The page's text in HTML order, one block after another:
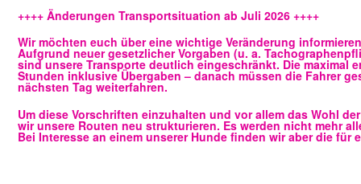
++++ Änderungen Transportsituation ab Juli 2026 ++++
Wir möchten euch über eine wichtige Veränderung
Aufgrund neuer gesetzlicher Vorgaben (u. a.
sind unsere Transporte deutlich eingeschränkt. Die maximal
Stunden inklusive Übergaben – danach müssen die Fahrer
nächsten Tag weiterfahren.
Um diese Vorschriften einzuhalten und vor allem das Wohl
wir unsere Routen neu strukturieren. Es werden nicht mehr
Bei Interesse an einem unserer Hunde finden wir aber die für